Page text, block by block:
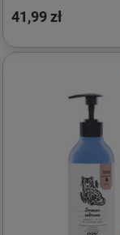
41,99 zł